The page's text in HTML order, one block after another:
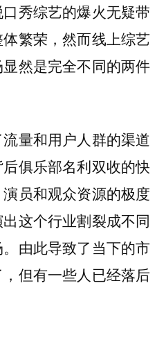
秀综艺的爆火无疑带
繁荣，然而线上综艺
然是完全不同的两件
量和用户人群的渠道
俱乐部名利双收的快
员和观众资源的极度
这个行业割裂成不同
由此导致了当下的市
但有一些人已经落后